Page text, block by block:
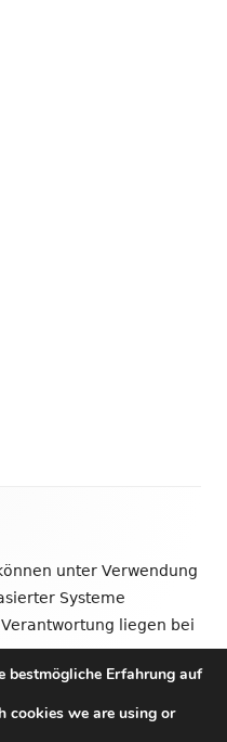
unter Verwendung
Systeme
liegen bei
bestmögliche Erfahrung auf
cookies we are using or